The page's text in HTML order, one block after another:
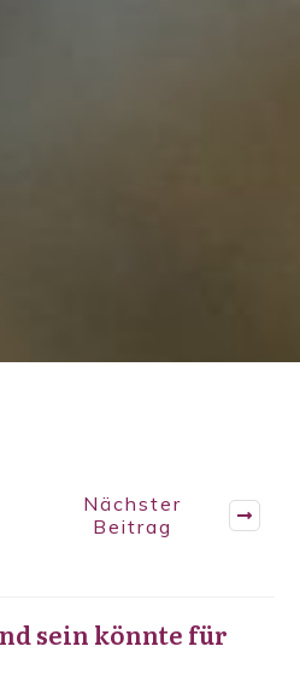
Nächster
Beitrag
sein könnte für